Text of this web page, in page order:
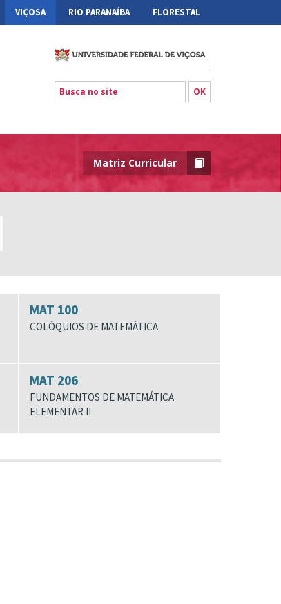
VIÇOSA RIO PARANAÍBA FLORESTAL
Matriz Curricular
MAT 100
COLÓQUIOS DE MATEMÁTICA
MAT 206
FUNDAMENTOS DE MATEMÁTICA
ELEMENTAR II